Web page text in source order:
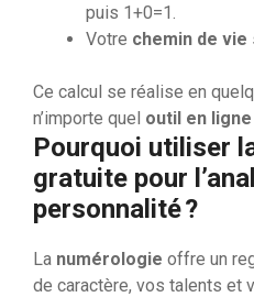
puis 1+0=1.
Votre chemin de vie
Ce calcul se réalise en
n’importe quel outil en
Pourquoi utiliser
gratuite pour
personnalité ?
La numérologie offre un
de caractère, vos talents et